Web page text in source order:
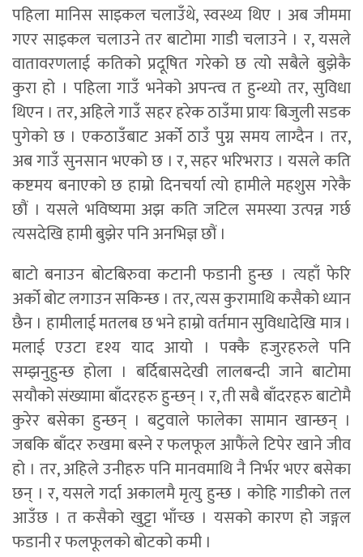
पहिला मानिस साइकल चलाउँथे, स्वस्थ्य थिए । अब जीममा
गएर साइकल चलाउने तर बाटोमा गाडी चलाउने । र, यसले
वातावरणलाई कतिको प्रदूषित गरेको छ त्यो सबैले बुझेकै
कुरा हो । पहिला गाउँ भनेको अपन्त्व त हुन्थ्यो तर, सुविधा
थिएन । तर, अहिले गाउँ सहर हरेक ठाउँमा प्रायः बिजुली सडक
पुगेको छ । एकठाउँबाट अर्को ठाउँ पुग्न समय लाग्दैन । तर,
अब गाउँ सुनसान भएको छ । र, सहर भरिभराउ । यसले कति
कष्टमय बनाएको छ हाम्रो दिनचर्या त्यो हामीले महशुस गरेकै
छौं । यसले भविष्यमा अझ कति जटिल समस्या उत्पन्न गर्छ
त्यसदेखि हामी बुझेर पनि अनभिज्ञ छौं ।
बाटो बनाउन बोटबिरुवा कटानी फडानी हुन्छ । त्यहाँ फेरि
अर्को बोट लगाउन सकिन्छ । तर, त्यस कुरामाथि कसैको ध्यान
छैन । हामीलाई मतलब छ भने हाम्रो वर्तमान सुविधादेखि मात्र ।
मलाई एउटा दृश्य याद आयो । पक्कै हजुरहरुले पनि
सम्झनुहुन्छ होला । बर्दिबासदेखी लालबन्दी जाने बाटोमा
सयौको संख्यामा बाँदरहरु हुन्छन् । र, ती सबै बाँदरहरु बाटोमै
कुरेर बसेका हुन्छन् । बटुवाले फालेका सामान खान्छन् ।
जबकि बाँदर रुखमा बस्ने र फलफूल आफैंले टिपेर खाने जीव
हो । तर, अहिले उनीहरु पनि मानवमाथि नै निर्भर भएर बसेका
छन् । र, यसले गर्दा अकालमै मृत्यु हुन्छ । कोहि गाडीको तल
आउँछ । त कसैको खुट्टा भाँच्छ । यसको कारण हो जङ्गल
फडानी र फलफूलको बोटको कमी ।